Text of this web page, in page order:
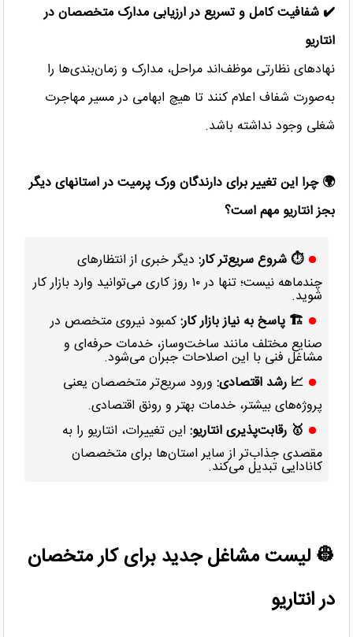
✔️ شفافیت کامل و تسریع در ارزیابی مدارک متخصصان در
انتاریو
نهادهای نظارتی موظف‌اند مراحل، مدارک و زمان‌بندی‌ها را
به‌صورت شفاف اعلام کنند تا هیچ ابهامی در مسیر مهاجرت
شغلی وجود نداشته باشد.
🌍 چرا این تغییر برای دارندگان ورک پرمیت در استانهای دیگر
بجز انتاریو مهم است؟
⏱ شروع سریع‌تر کار:دیگر خبری از انتظارهای
چندماهه نیست؛ تنها در ۱۰ روز کاری می‌توانید وارد بازار کار
شوید.
🏗 پاسخ به نیاز بازار کار:کمبود نیروی متخصص در
صنایع مختلف مانند ساخت‌وساز، خدمات حرفه‌ای و
مشاغل فنی با این اصلاحات جبران می‌شود.
📈 رشد اقتصادی:ورود سریع‌تر متخصصان یعنی
پروژه‌های بیشتر، خدمات بهتر و رونق اقتصادی.
🥇 رقابت‌پذیری انتاریو: این تغییرات، انتاریو را به
مقصدی جذاب‌تر از سایر استان‌ها برای متخصصان
کانادایی تبدیل می‌کند.
👷 لیست مشاغل جدید برای کار متخصان
در انتاریو